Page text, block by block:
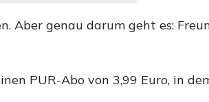
Aber genau darum geht es:
PUR-Abo von 3,99 Euro, in